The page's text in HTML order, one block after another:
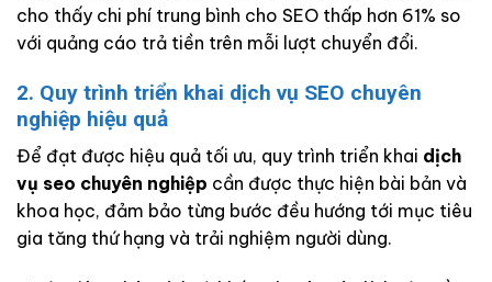
cho thấy chi phí trung bình cho SEO thấp hơn 61% so
với quảng cáo trả tiền trên mỗi lượt chuyển đổi.
2. Quy trình triển khai dịch vụ SEO chuyên
nghiệp hiệu quả
Để đạt được hiệu quả tối ưu, quy trình triển khai dịch
vụ seo chuyên nghiệp cần được thực hiện bài bản và
khoa học, đảm bảo từng bước đều hướng tới mục tiêu
gia tăng thứ hạng và trải nghiệm người dùng.